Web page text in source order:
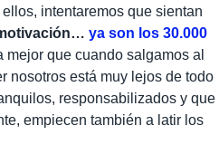
intentaremos que sientan
ya son los 30.000
mejor que cuando salgamos al
nosotros está muy lejos de todo
responsabilizados y que
empiecen también a latir los